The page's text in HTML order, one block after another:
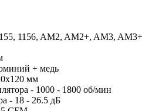
1156, AM2, AM2+, AM3,
+ медь
мм
- 1000 - 1800 об/мин
- 18 - 26.5 дБ